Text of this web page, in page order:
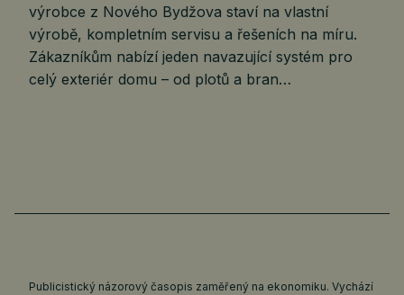
výrobce z Nového Bydžova staví na vlastní
výrobě, kompletním servisu a řešeních na míru.
Zákazníkům nabízí jeden navazující systém pro
celý exteriér domu – od plotů a bran…
Publicistický názorový časopis zaměřený na ekonomiku. Vychází